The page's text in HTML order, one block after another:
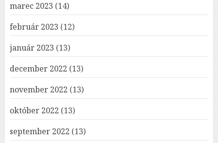
marec 2023 (14)
február 2023 (12)
január 2023 (13)
december 2022 (13)
november 2022 (13)
október 2022 (13)
september 2022 (13)